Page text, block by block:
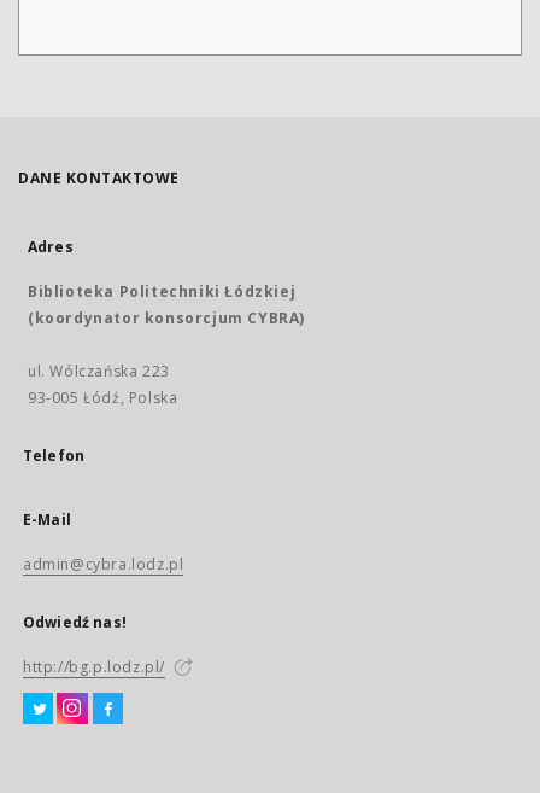
DANE KONTAKTOWE
Adres
Biblioteka Politechniki Łódzkiej
(koordynator konsorcjum CYBRA)
ul. Wólczańska 223
93-005 Łódź, Polska
Telefon
E-Mail
admin@cybra.lodz.pl
Odwiedź nas!
http://bg.p.lodz.pl/